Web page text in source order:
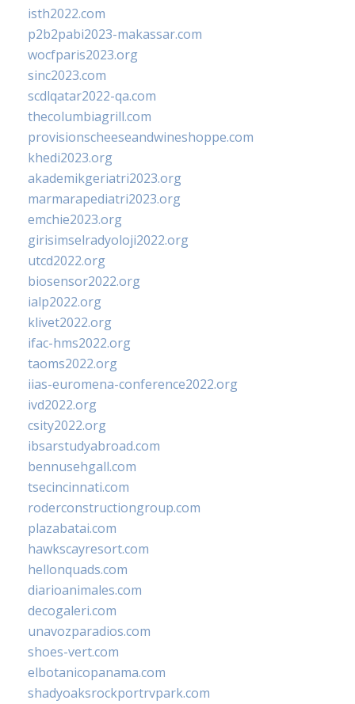
isth2022.com
p2b2pabi2023-makassar.com
wocfparis2023.org
sinc2023.com
scdlqatar2022-qa.com
thecolumbiagrill.com
provisionscheeseandwineshoppe.com
khedi2023.org
akademikgeriatri2023.org
marmarapediatri2023.org
emchie2023.org
girisimselradyoloji2022.org
utcd2022.org
biosensor2022.org
ialp2022.org
klivet2022.org
ifac-hms2022.org
taoms2022.org
iias-euromena-conference2022.org
ivd2022.org
csity2022.org
ibsarstudyabroad.com
bennusehgall.com
tsecincinnati.com
roderconstructiongroup.com
plazabatai.com
hawkscayresort.com
hellonquads.com
diarioanimales.com
decogaleri.com
unavozparadios.com
shoes-vert.com
elbotanicopanama.com
shadyoaksrockportrvpark.com